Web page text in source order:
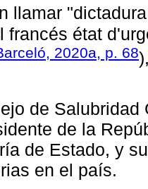
llamar
francés état
2020a, p. 68
de Salubridad
de la
de Estado, y
en el país.